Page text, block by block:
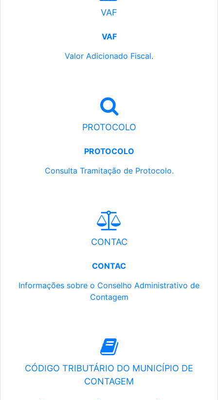
VAF
VAF
Valor Adicionado Fiscal.
PROTOCOLO
PROTOCOLO
Consulta Tramitação de Protocolo.
CONTAC
CONTAC
Informações sobre o Conselho Administrativo de
Contagem
CÓDIGO TRIBUTÁRIO DO MUNICÍPIO DE
CONTAGEM